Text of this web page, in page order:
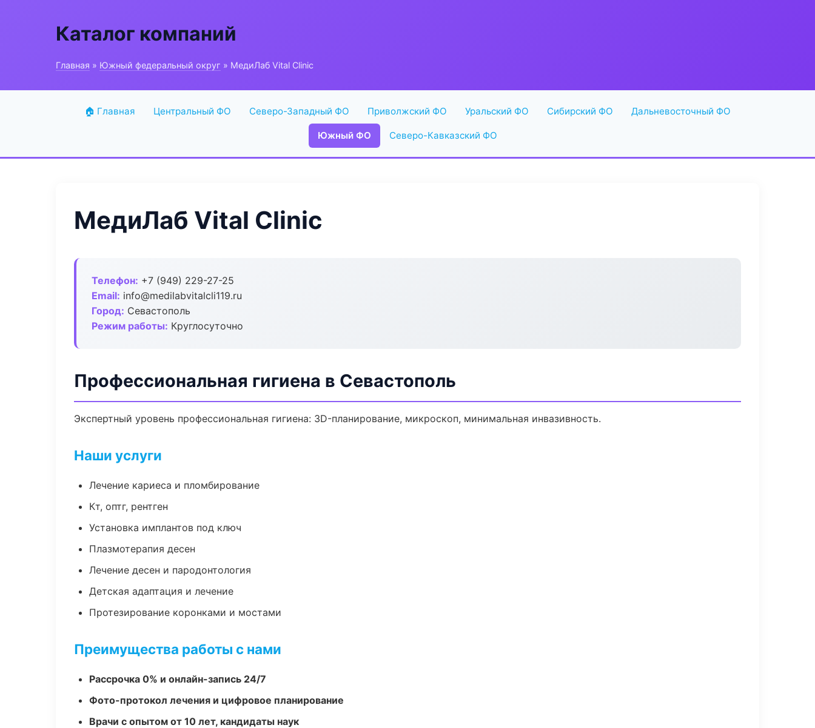
Каталог компаний
Главная » Южный федеральный округ » МедиЛаб Vital Clinic
🏠 Главная Центральный ФО Северо-Западный ФО Приволжский ФО Уральский ФО Сибирский ФО Дальневосточный ФО
Южный ФО Северо-Кавказский ФО
МедиЛаб Vital Clinic
Телефон: +7 (949) 229-27-25
Email: info@medilabvitalcli119.ru
Город: Севастополь
Режим работы: Круглосуточно
Профессиональная гигиена в Севастополь
Экспертный уровень профессиональная гигиена: 3D-планирование, микроскоп, минимальная инвазивность.
Наши услуги
Лечение кариеса и пломбирование
Кт, оптг, рентген
Установка имплантов под ключ
Плазмотерапия десен
Лечение десен и пародонтология
Детская адаптация и лечение
Протезирование коронками и мостами
Преимущества работы с нами
Рассрочка 0% и онлайн-запись 24/7
Фото-протокол лечения и цифровое планирование
Врачи с опытом от 10 лет, кандидаты наук